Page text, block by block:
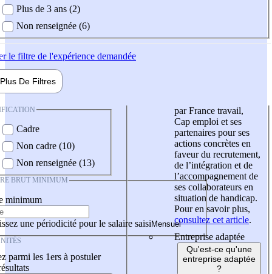
Plus de 3 ans (2)
Non renseignée (6)
le filtre de l'expérience demandée
Plus De Filtres
Cadre
Non cadre (10)
Non renseignée (13)
BRUT MINIMUM
minimum
une périodicité pour le salaire saisi
parmi les 1ers à postuler
par France travail,
Cap emploi et ses
partenaires pour ses
actions concrètes en
faveur du recrutement,
de l’intégration et de
l’accompagnement de
ses collaborateurs en
situation de handicap.
Pour en savoir plus,
consultez cet article.
Entreprise adaptée
Qu'est-ce qu'une
entreprise adaptée
?